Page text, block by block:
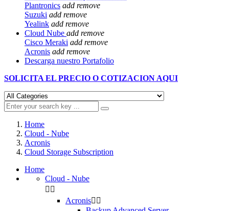
Plantronics add remove
Suzuki add remove
Yealink add remove
Cloud Nube add remove
Cisco Meraki add remove
Acronis add remove
Descarga nuestro Portafolio
SOLICITA EL PRECIO O COTIZACION AQUI
Home
Cloud - Nube
Acronis
Cloud Storage Subscription
Home
Cloud - Nube
 
Acronis 